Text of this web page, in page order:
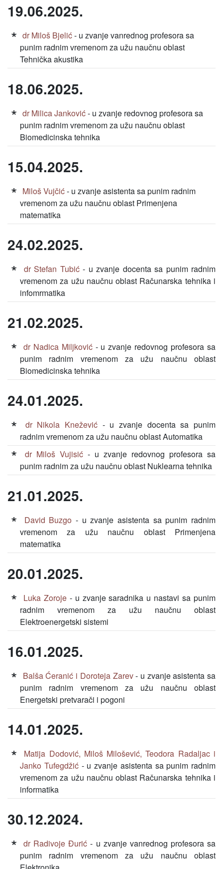
19.06.2025.
dr Miloš Bjelić- u zvanje vanrednog profesora sa
punim radnim vremenom za užu naučnu oblast
Tehnička akustika
18.06.2025.
dr Milica Janković- u zvanje redovnog profesora sa
punim radnim vremenom za užu naučnu oblast
Biomedicinska tehnika
15.04.2025.
Miloš Vujčić- u zvanje asistenta sa punim radnim
vremenom za užu naučnu oblast Primenjena
matematika
24.02.2025.
dr Stefan Tubić- u zvanje docenta sa punim radnim
vremenom za užu naučnu oblast Računarska tehnika i
infomrmatika
21.02.2025.
dr Nadica Miljković- u zvanje redovnog profesora sa
punim radnim vremenom za užu naučnu oblast
Biomedicinska tehnika
24.01.2025.
dr Nikola Knežević - u zvanje docenta sa punim
radnim vremenom za užu naučnu oblast Automatika
dr Miloš Vujisić - u zvanje redovnog profesora sa
punim radnim za užu naučnu oblast Nuklearna tehnika
21.01.2025.
David Buzgo - u zvanje asistenta sa punim radnim
vremenom za užu naučnu oblast Primenjena
matematika
20.01.2025.
Luka Zoroje- u zvanje saradnika u nastavi sa punim
radnim vremenom za užu naučnu oblast
Elektroenergetski sistemi
16.01.2025.
Balša Ćeranić i Doroteja Zarev- u zvanje asistenta sa
punim radnim vremenom za užu naučnu oblast
Energetski pretvarači i pogoni
14.01.2025.
Matija Dodović, Miloš Milošević, Teodora Radaljac i
Janko Tufegdžić- u zvanje asistenta sa punim radnim
vremenom za užu naučnu oblast Računarska tehnika i
informatika
30.12.2024.
dr Radivoje Đurić - u zvanje vanrednog profesora sa
punim radnim vremenom za užu naučnu oblast